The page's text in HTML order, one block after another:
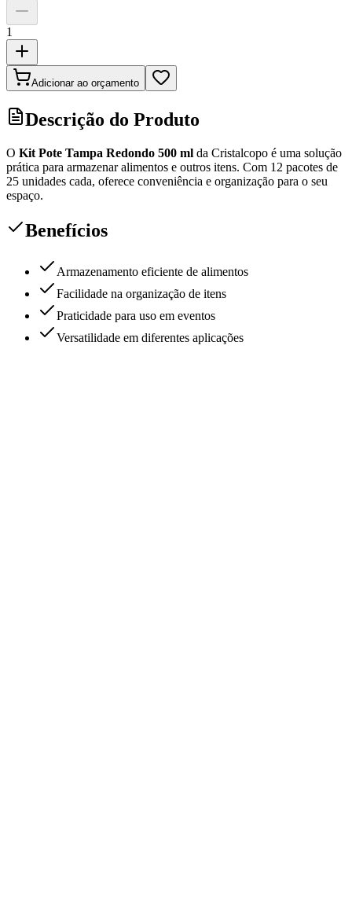
1
Adicionar ao orçamento
Descrição do Produto
O Kit Pote Tampa Redondo 500 ml da Cristalcopo é uma solução
prática para armazenar alimentos e outros itens. Com 12 pacotes de
25 unidades cada, oferece conveniência e organização para o seu
espaço.
Benefícios
Armazenamento eficiente de alimentos
Facilidade na organização de itens
Praticidade para uso em eventos
Versatilidade em diferentes aplicações